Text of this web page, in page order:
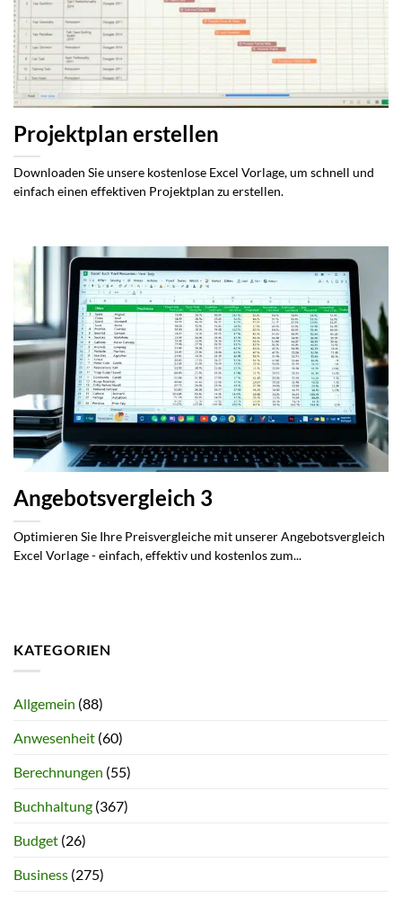
Projektplan erstellen
Downloaden Sie unsere kostenlose Excel Vorlage, um schnell und
einfach einen effektiven Projektplan zu erstellen.
Angebotsvergleich 3
Optimieren Sie Ihre Preisvergleiche mit unserer Angebotsvergleich
Excel Vorlage - einfach, effektiv und kostenlos zum...
KATEGORIEN
Allgemein (88)
Anwesenheit (60)
Berechnungen (55)
Buchhaltung (367)
Budget (26)
Business (275)